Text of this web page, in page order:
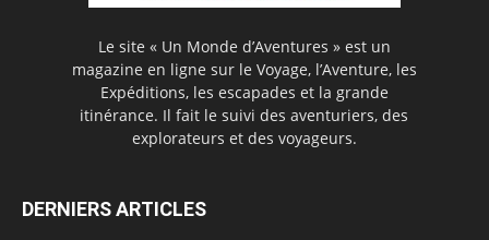
Le site « Un Monde d’Aventures » est un
magazine en ligne sur le Voyage, l’Aventure, les
Expéditions, les escapades et la grande
itinérance. Il fait le suivi des aventuriers, des
explorateurs et des voyageurs.
DERNIERS ARTICLES